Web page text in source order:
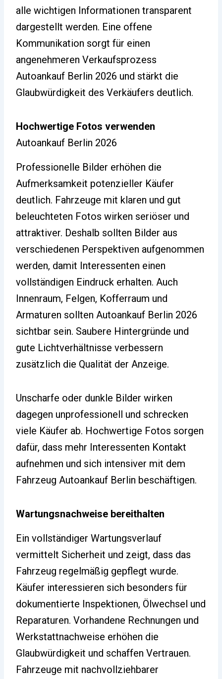
alle wichtigen Informationen transparent
dargestellt werden. Eine offene
Kommunikation sorgt für einen
angenehmeren Verkaufsprozess
Autoankauf Berlin 2026 und stärkt die
Glaubwürdigkeit des Verkäufers deutlich.
Hochwertige Fotos verwenden
Autoankauf Berlin 2026
Professionelle Bilder erhöhen die
Aufmerksamkeit potenzieller Käufer
deutlich. Fahrzeuge mit klaren und gut
beleuchteten Fotos wirken seriöser und
attraktiver. Deshalb sollten Bilder aus
verschiedenen Perspektiven aufgenommen
werden, damit Interessenten einen
vollständigen Eindruck erhalten. Auch
Innenraum, Felgen, Kofferraum und
Armaturen sollten Autoankauf Berlin 2026
sichtbar sein. Saubere Hintergründe und
gute Lichtverhältnisse verbessern
zusätzlich die Qualität der Anzeige.
Unscharfe oder dunkle Bilder wirken
dagegen unprofessionell und schrecken
viele Käufer ab. Hochwertige Fotos sorgen
dafür, dass mehr Interessenten Kontakt
aufnehmen und sich intensiver mit dem
Fahrzeug Autoankauf Berlin beschäftigen.
Wartungsnachweise bereithalten
Ein vollständiger Wartungsverlauf
vermittelt Sicherheit und zeigt, dass das
Fahrzeug regelmäßig gepflegt wurde.
Käufer interessieren sich besonders für
dokumentierte Inspektionen, Ölwechsel und
Reparaturen. Vorhandene Rechnungen und
Werkstattnachweise erhöhen die
Glaubwürdigkeit und schaffen Vertrauen.
Fahrzeuge mit nachvollziehbarer